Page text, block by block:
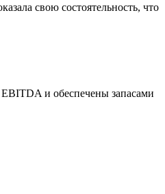
свою состоятельность, что
и обеспечены запасами